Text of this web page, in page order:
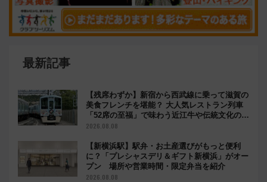
最新記事
【残席わずか】新宿から西武線に乗って滋賀の
美食フレンチを堪能？ 大人気レストラン列車
「52席の至福」で味わう近江牛や伝統文化の特
別コラボ
2026.08.08
【新横浜駅】駅弁・お土産選びがもっと便利
に？「プレシャスデリ＆ギフト新横浜」がオー
プン 場所や営業時間・限定弁当を紹介
2026.08.08